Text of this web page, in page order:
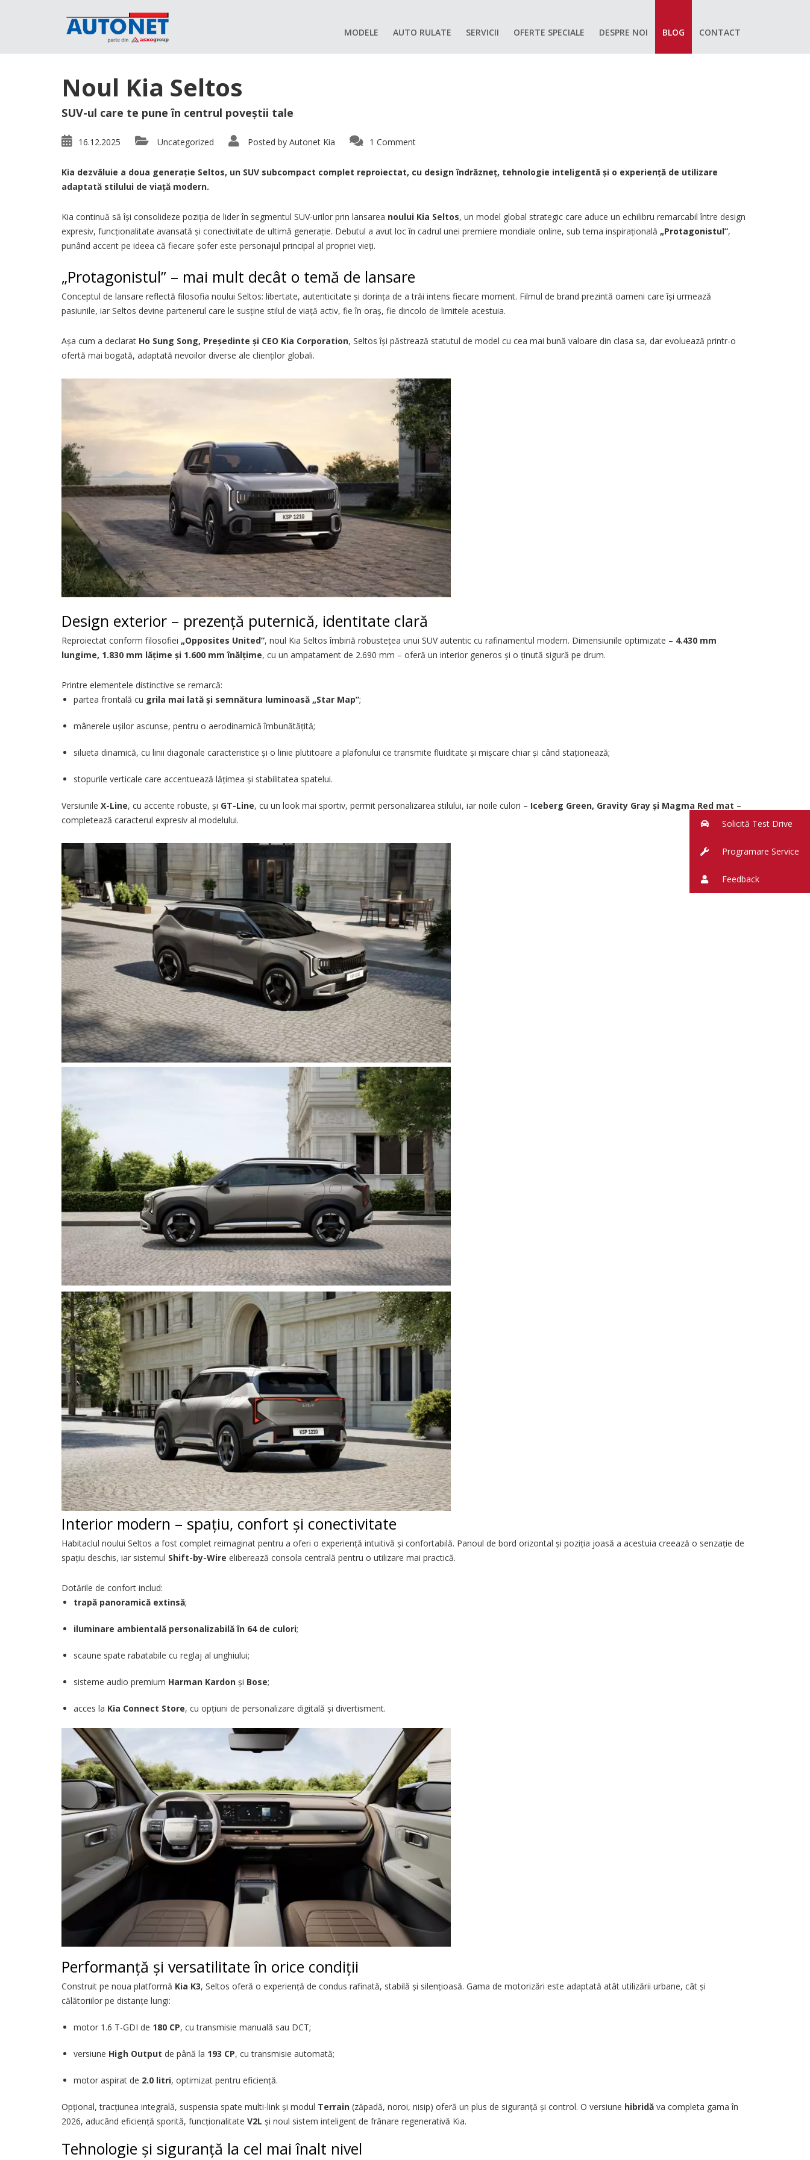
MODELE AUTO RULATE SERVICII OFERTE SPECIALE DESPRE NOI BLOG CONTACT
Noul Kia Seltos
SUV-ul care te pune în centrul poveștii tale
16.12.2025 Uncategorized Posted by Autonet Kia 1 Comment
Kia dezvăluie a doua generație Seltos, un SUV subcompact complet reproiectat, cu design îndrăzneț, tehnologie inteligentă și o experiență de utilizare
adaptată stilului de viață modern.
Kia continuă să își consolideze poziția de lider în segmentul SUV-urilor prin lansarea noului Kia Seltos, un model global strategic care aduce un echilibru remarcabil între design
expresiv, funcționalitate avansată și conectivitate de ultimă generație. Debutul a avut loc în cadrul unei premiere mondiale online, sub tema inspirațională „Protagonistul”,
punând accent pe ideea că fiecare șofer este personajul principal al propriei vieți.
„Protagonistul” – mai mult decât o temă de lansare
Conceptul de lansare reflectă filosofia noului Seltos: libertate, autenticitate și dorința de a trăi intens fiecare moment. Filmul de brand prezintă oameni care își urmează
pasiunile, iar Seltos devine partenerul care le susține stilul de viață activ, fie în oraș, fie dincolo de limitele acestuia.
Așa cum a declarat Ho Sung Song, Președinte și CEO Kia Corporation, Seltos își păstrează statutul de model cu cea mai bună valoare din clasa sa, dar evoluează printr-o
ofertă mai bogată, adaptată nevoilor diverse ale clienților globali.
Design exterior – prezență puternică, identitate clară
Reproiectat conform filosofiei „Opposites United”, noul Kia Seltos îmbină robustețea unui SUV autentic cu rafinamentul modern. Dimensiunile optimizate – 4.430 mm
lungime, 1.830 mm lățime și 1.600 mm înălțime, cu un ampatament de 2.690 mm – oferă un interior generos și o ținută sigură pe drum.
Printre elementele distinctive se remarcă:
partea frontală cu grila mai lată și semnătura luminoasă „Star Map”;
mânerele ușilor ascunse, pentru o aerodinamică îmbunătățită;
silueta dinamică, cu linii diagonale caracteristice și o linie plutitoare a plafonului ce transmite fluiditate și mișcare chiar și când staționează;
stopurile verticale care accentuează lățimea și stabilitatea spatelui.
Versiunile X-Line, cu accente robuste, și GT-Line, cu un look mai sportiv, permit personalizarea stilului, iar noile culori – Iceberg Green, Gravity Gray și Magma Red mat –
completează caracterul expresiv al modelului.
Interior modern – spațiu, confort și conectivitate
Habitaclul noului Seltos a fost complet reimaginat pentru a oferi o experiență intuitivă și confortabilă. Panoul de bord orizontal și poziția joasă a acestuia creează o senzație de
spațiu deschis, iar sistemul Shift-by-Wire eliberează consola centrală pentru o utilizare mai practică.
Dotările de confort includ:
trapă panoramică extinsă;
iluminare ambientală personalizabilă în 64 de culori;
scaune spate rabatabile cu reglaj al unghiului;
sisteme audio premium Harman Kardon și Bose;
acces la Kia Connect Store, cu opțiuni de personalizare digitală și divertisment.
Performanță și versatilitate în orice condiții
Construit pe noua platformă Kia K3, Seltos oferă o experiență de condus rafinată, stabilă și silențioasă. Gama de motorizări este adaptată atât utilizării urbane, cât și
călătoriilor pe distanțe lungi:
motor 1.6 T-GDI de 180 CP, cu transmisie manuală sau DCT;
versiune High Output de până la 193 CP, cu transmisie automată;
motor aspirat de 2.0 litri, optimizat pentru eficiență.
Opțional, tracțiunea integrală, suspensia spate multi-link și modul Terrain (zăpadă, noroi, nisip) oferă un plus de siguranță și control. O versiune hibridă va completa gama în
2026, aducând eficiență sporită, funcționalitate V2L și noul sistem inteligent de frânare regenerativă Kia.
Tehnologie și siguranță la cel mai înalt nivel
Solicită Test Drive
Programare Service
Feedback